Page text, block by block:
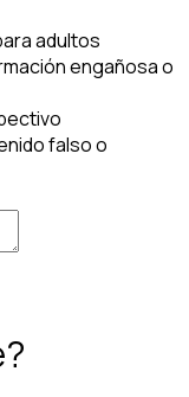
adultos
engañosa o
falso o